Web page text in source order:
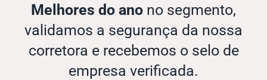
Melhores do ano no segmento,
validamos a segurança da nossa
corretora e recebemos o selo de
empresa verificada.